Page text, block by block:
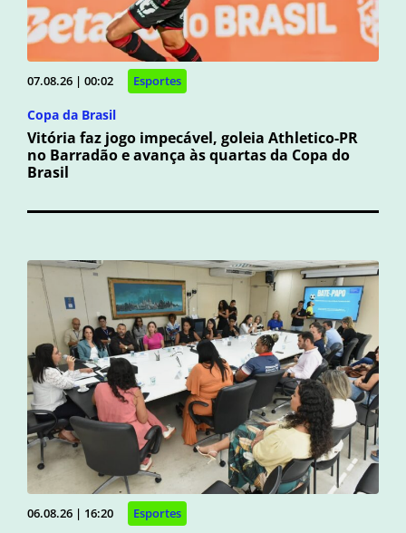
07.08.26 | 00:02 Esportes
Copa da Brasil
Vitória faz jogo impecável, goleia Athletico-PR
no Barradão e avança às quartas da Copa do
Brasil
06.08.26 | 16:20 Esportes